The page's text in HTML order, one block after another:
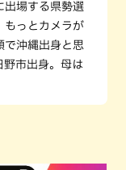
出場する県勢選
もっとカメラが
で沖縄出身と思
野市出身。母は